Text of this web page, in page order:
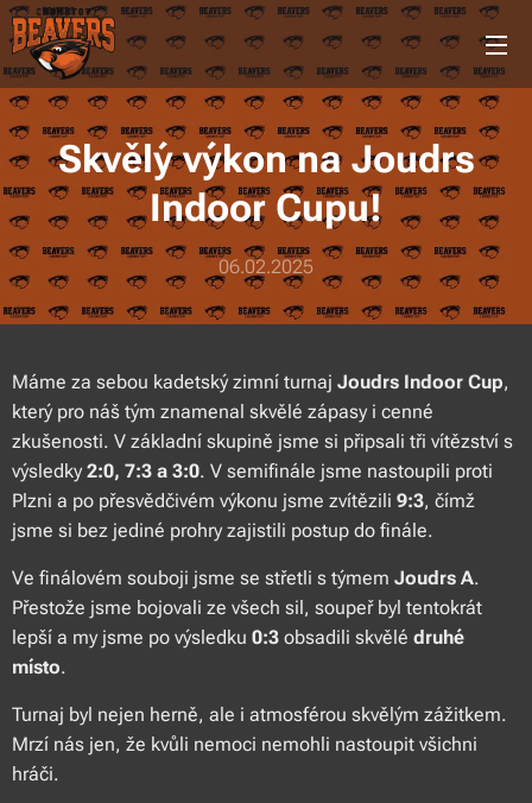
Skvělý výkon na Joudrs
Indoor Cupu!
06.02.2025
Máme za sebou kadetský zimní turnaj Joudrs Indoor Cup,
který pro náš tým znamenal skvělé zápasy i cenné
zkušenosti. V základní skupině jsme si připsali tři vítězství s
výsledky 2:0, 7:3 a 3:0. V semifinále jsme nastoupili proti
Plzni a po přesvědčivém výkonu jsme zvítězili 9:3, čímž
jsme si bez jediné prohry zajistili postup do finále.
Ve finálovém souboji jsme se střetli s týmem Joudrs A.
Přestože jsme bojovali ze všech sil, soupeř byl tentokrát
lepší a my jsme po výsledku 0:3 obsadili skvělé druhé
místo.
Turnaj byl nejen herně, ale i atmosférou skvělým zážitkem.
Mrzí nás jen, že kvůli nemoci nemohli nastoupit všichni
hráči.